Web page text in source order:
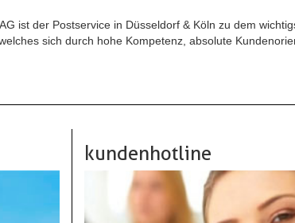
ist der Postservice in Düsseldorf & Köln zu dem
sich durch hohe Kompetenz, absolute
kundenhotline